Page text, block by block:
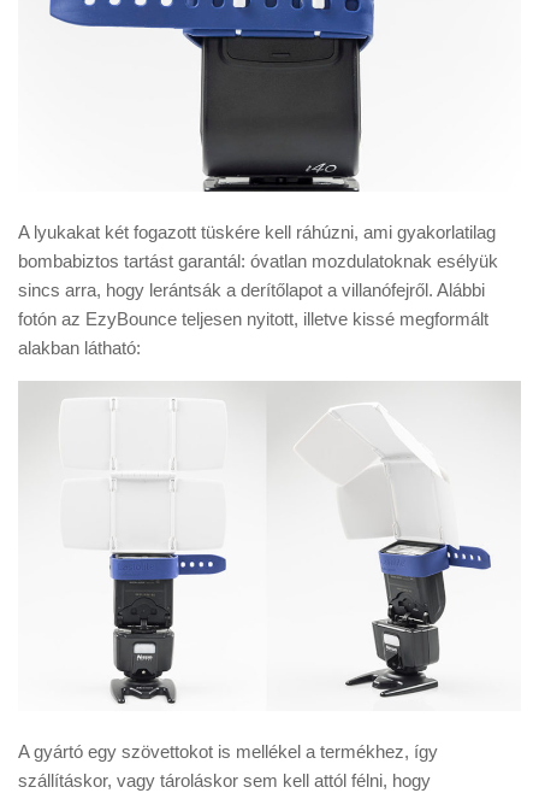
A lyukakat két fogazott tüskére kell ráhúzni, ami gyakorlatilag
bombabiztos tartást garantál: óvatlan mozdulatoknak esélyük
sincs arra, hogy lerántsák a derítőlapot a villanófejről. Alábbi
fotón az EzyBounce teljesen nyitott, illetve kissé megformált
alakban látható:
A gyártó egy szövettokot is mellékel a termékhez, így
szállításkor, vagy tároláskor sem kell attól félni, hogy